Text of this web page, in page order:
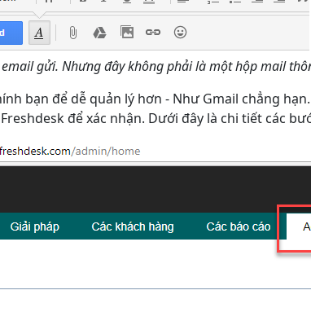
gửi. Nhưng đây không phải là một hộp mail
bạn để dễ quản lý hơn - Như Gmail chẳng
để xác nhận. Dưới đây là chi tiết các